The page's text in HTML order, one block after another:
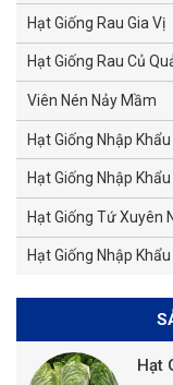
Hạt Giống Rau Gia Vị
Hạt Giống Rau Củ
Viên Nén Nảy Mầm
Hạt Giống Nhập
Hạt Giống Nhập
Hạt Giống Tứ Xuyên
Hạt Giống Nhập
Hạt